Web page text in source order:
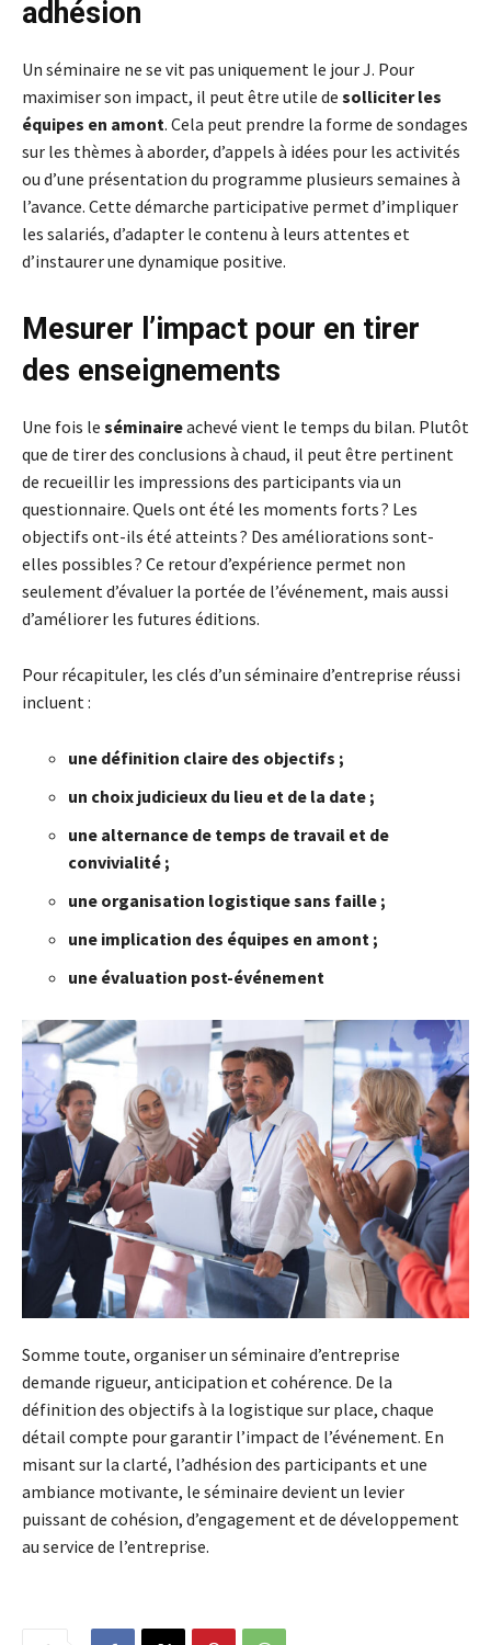
adhésion
Un séminaire ne se vit pas uniquement le jour J. Pour
maximiser son impact, il peut être utile de solliciter les
équipes en amont. Cela peut prendre la forme de sondages
sur les thèmes à aborder, d’appels à idées pour les activités
ou d’une présentation du programme plusieurs semaines à
l’avance. Cette démarche participative permet d’impliquer
les salariés, d’adapter le contenu à leurs attentes et
d’instaurer une dynamique positive.
Mesurer l’impact pour en tirer
des enseignements
Une fois le séminaireachevé vient le temps du bilan. Plutôt
que de tirer des conclusions à chaud, il peut être pertinent
de recueillir les impressions des participants via un
questionnaire. Quels ont été les moments forts ? Les
objectifs ont-ils été atteints ? Des améliorations sont-
elles possibles ? Ce retour d’expérience permet non
seulement d’évaluer la portée de l’événement, mais aussi
d’améliorer les futures éditions.
Pour récapituler, les clés d’un séminaire d’entreprise réussi
incluent :
une définition claire des objectifs ;
un choix judicieux du lieu et de la date ;
une alternance de temps de travail et de
convivialité ;
une organisation logistique sans faille ;
une implication des équipes en amont ;
une évaluation post-événement
Somme toute, organiser un séminaire d’entreprise
demande rigueur, anticipation et cohérence. De la
définition des objectifs à la logistique sur place, chaque
détail compte pour garantir l’impact de l’événement. En
misant sur la clarté, l’adhésion des participants et une
ambiance motivante, le séminaire devient un levier
puissant de cohésion, d’engagement et de développement
au service de l’entreprise.